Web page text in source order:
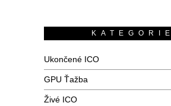
KATEGORIE
Ukončené ICO
GPU Ťažba
Živé ICO